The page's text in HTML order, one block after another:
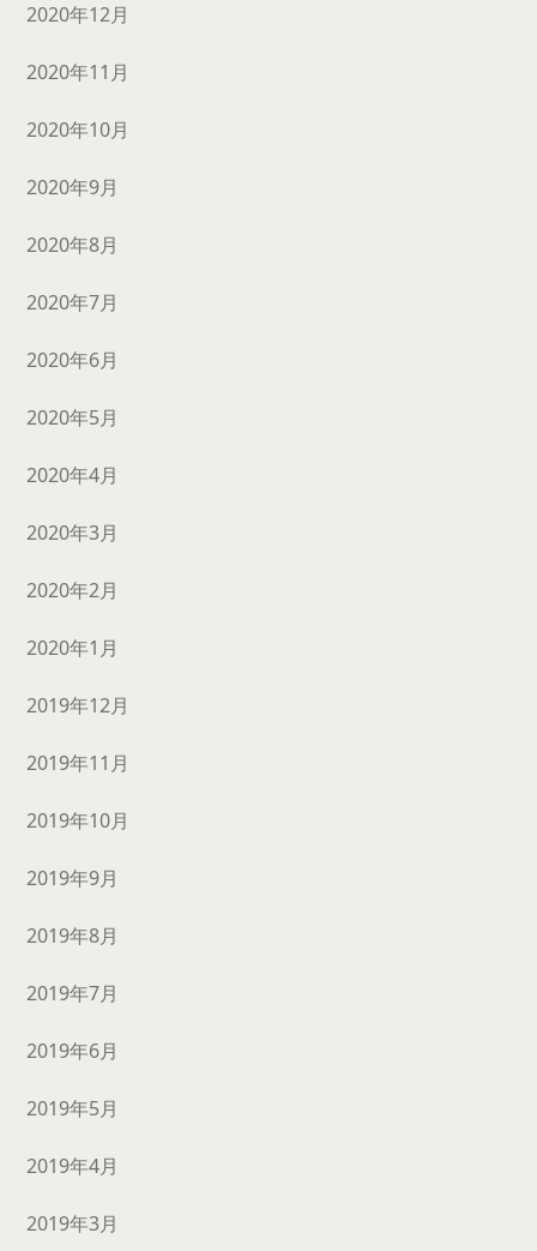
2020年12月
2020年11月
2020年10月
2020年9月
2020年8月
2020年7月
2020年6月
2020年5月
2020年4月
2020年3月
2020年2月
2020年1月
2019年12月
2019年11月
2019年10月
2019年9月
2019年8月
2019年7月
2019年6月
2019年5月
2019年4月
2019年3月